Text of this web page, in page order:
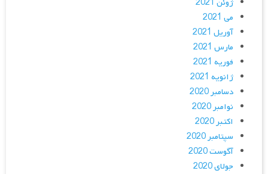
می 2021
آوریل 2021
مارس 2021
فوریه 2021
ژانویه 2021
دسامبر 2020
نوامبر 2020
اکتبر 2020
سپتامبر 2020
آگوست 2020
جولای 2020